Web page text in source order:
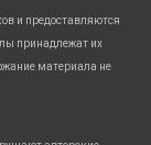
и предоставляются
принадлежат их
материала не